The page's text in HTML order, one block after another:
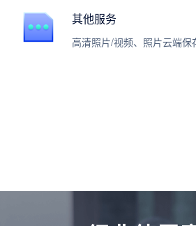
其他服务
高清照片/视频、照片云端保